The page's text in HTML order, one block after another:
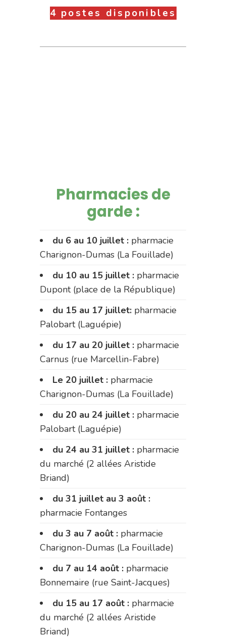
4 postes disponibles
Pharmacies de
garde :
du 6 au 10 juillet : pharmacie
Charignon-Dumas (La Fouillade)
du 10 au 15 juillet : pharmacie
Dupont (place de la République)
du 15 au 17 juillet: pharmacie
Palobart (Laguépie)
du 17 au 20 juillet : pharmacie
Carnus (rue Marcellin-Fabre)
Le 20 juillet : pharmacie
Charignon-Dumas (La Fouillade)
du 20 au 24 juillet : pharmacie
Palobart (Laguépie)
du 24 au 31 juillet : pharmacie
du marché (2 allées Aristide
Briand)
du 31 juillet au 3 août :
pharmacie Fontanges
du 3 au 7 août : pharmacie
Charignon-Dumas (La Fouillade)
du 7 au 14 août : pharmacie
Bonnemaire (rue Saint-Jacques)
du 15 au 17 août : pharmacie
du marché (2 allées Aristide
Briand)